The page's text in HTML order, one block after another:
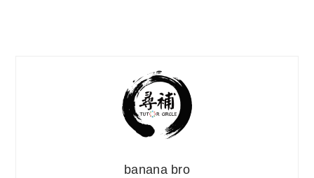
banana bro